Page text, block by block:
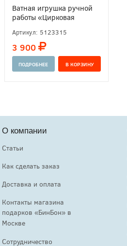
Ватная игрушка ручной
работы «Цирковая
Артикул: 5123315
3 900
ПОДРОБНЕЕ
О компании
Статьи
Как сделать заказ
Доставка и оплата
Контакты магазина
подарков «БинБон» в
Москве
Сотрудничество